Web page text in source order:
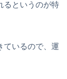
るというのが特
ているので、運